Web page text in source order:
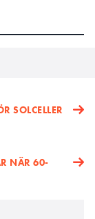
SOLCELLER
NÄR 60-